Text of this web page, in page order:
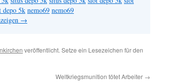
depo 5k nemo69 nemo69
→
veröffentlicht. Setze ein Lesezeichen für den
Weltkriegsmunition tötet Arbeiter →